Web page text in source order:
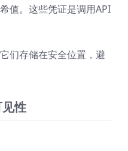
值。这些凭证是调用API
们存储在安全位置，避
性